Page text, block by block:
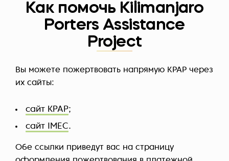
Как помочь Kilimanjaro
Porters Assistance
Project
Вы можете пожертвовать напрямую KPAP через
их сайты:
сайт KPAP;
сайт IMEC.
Обе ссылки приведут вас на страницу